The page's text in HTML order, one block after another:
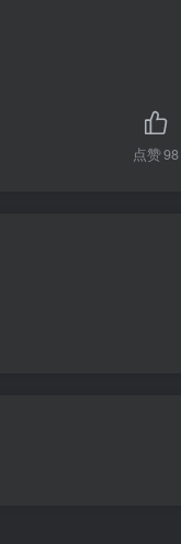
点赞98